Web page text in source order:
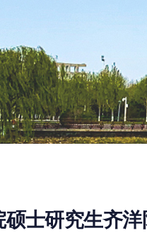
士研究生齐